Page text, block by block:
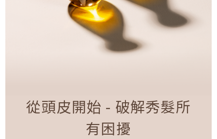
從頭皮開始 - 破解秀髮所
有困擾